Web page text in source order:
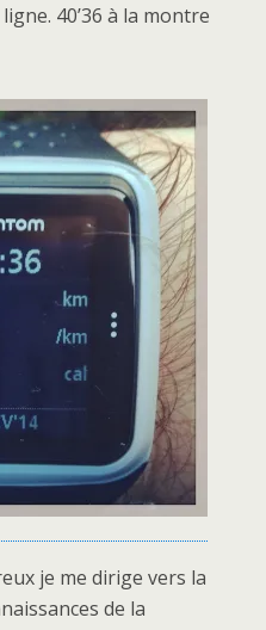
40’36 à la montre
je me dirige vers la
de la